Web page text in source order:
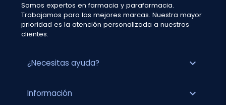
Somos expertos en farmacia y parafarmacia.
Trabajamos para las mejores marcas. Nuestra mayor
prioridad es la atención personalizada a nuestros
clientes.
¿Necesitas ayuda? expand_more
Información expand_more